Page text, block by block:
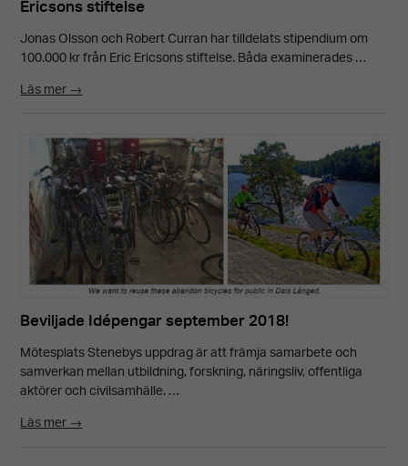
Jonas Olsson och Robert Curran har tilldelats stipendium om
100.000 kr från Eric Ericsons stiftelse. Båda examinerades …
Läs mer →
Beviljade Idépengar september 2018!
Mötesplats Stenebys uppdrag är att främja samarbete och
samverkan mellan utbildning, forskning, näringsliv, offentliga
aktörer och civilsamhälle. …
Läs mer →